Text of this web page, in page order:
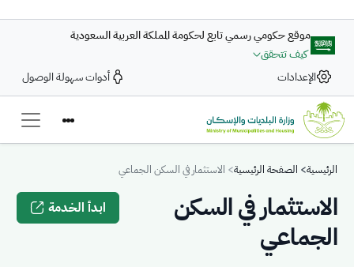
موقع حكومي رسمي تابع لحكومة المملكة العربية السعودية
كيف تتحقق
الإعدادات
أدوات سهولة الوصول
Breadcrumb
الرئيسية الصفحة الرئيسية الاستثمار في السكن الجماعي
الاستثمار في السكن
الجماعي
ابدأ الخدمة